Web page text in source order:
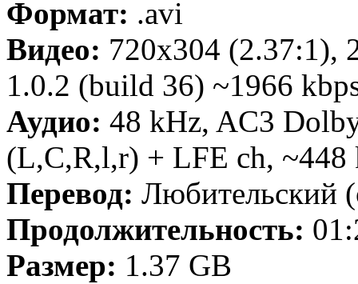
Формат: .avi
Видео: 720x304 (2.37:1),
1.0.2 (build 36) ~1966
Аудио: 48 kHz, AC3
(L,C,R,l,r) + LFE ch, ~448
Перевод: Любительский
Продолжительность:
Размер: 1.37 GB